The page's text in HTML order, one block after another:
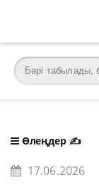
Өлеңдер✍️
17.06.2026